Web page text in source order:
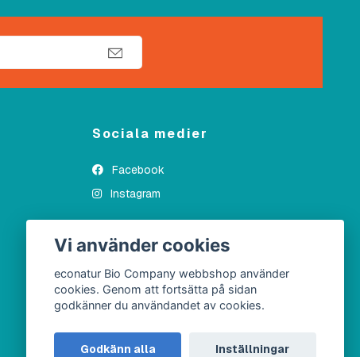
Sociala medier
Facebook
Instagram
Vi använder cookies
econatur Bio Company webbshop använder
cookies. Genom att fortsätta på sidan
godkänner du användandet av cookies.
Godkänn alla Inställningar